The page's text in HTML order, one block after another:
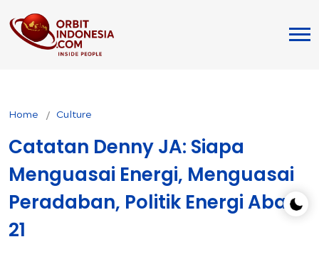
Home Culture
Catatan Denny JA: Siapa
Menguasai Energi, Menguasai
Peradaban, Politik Energi Abad
21